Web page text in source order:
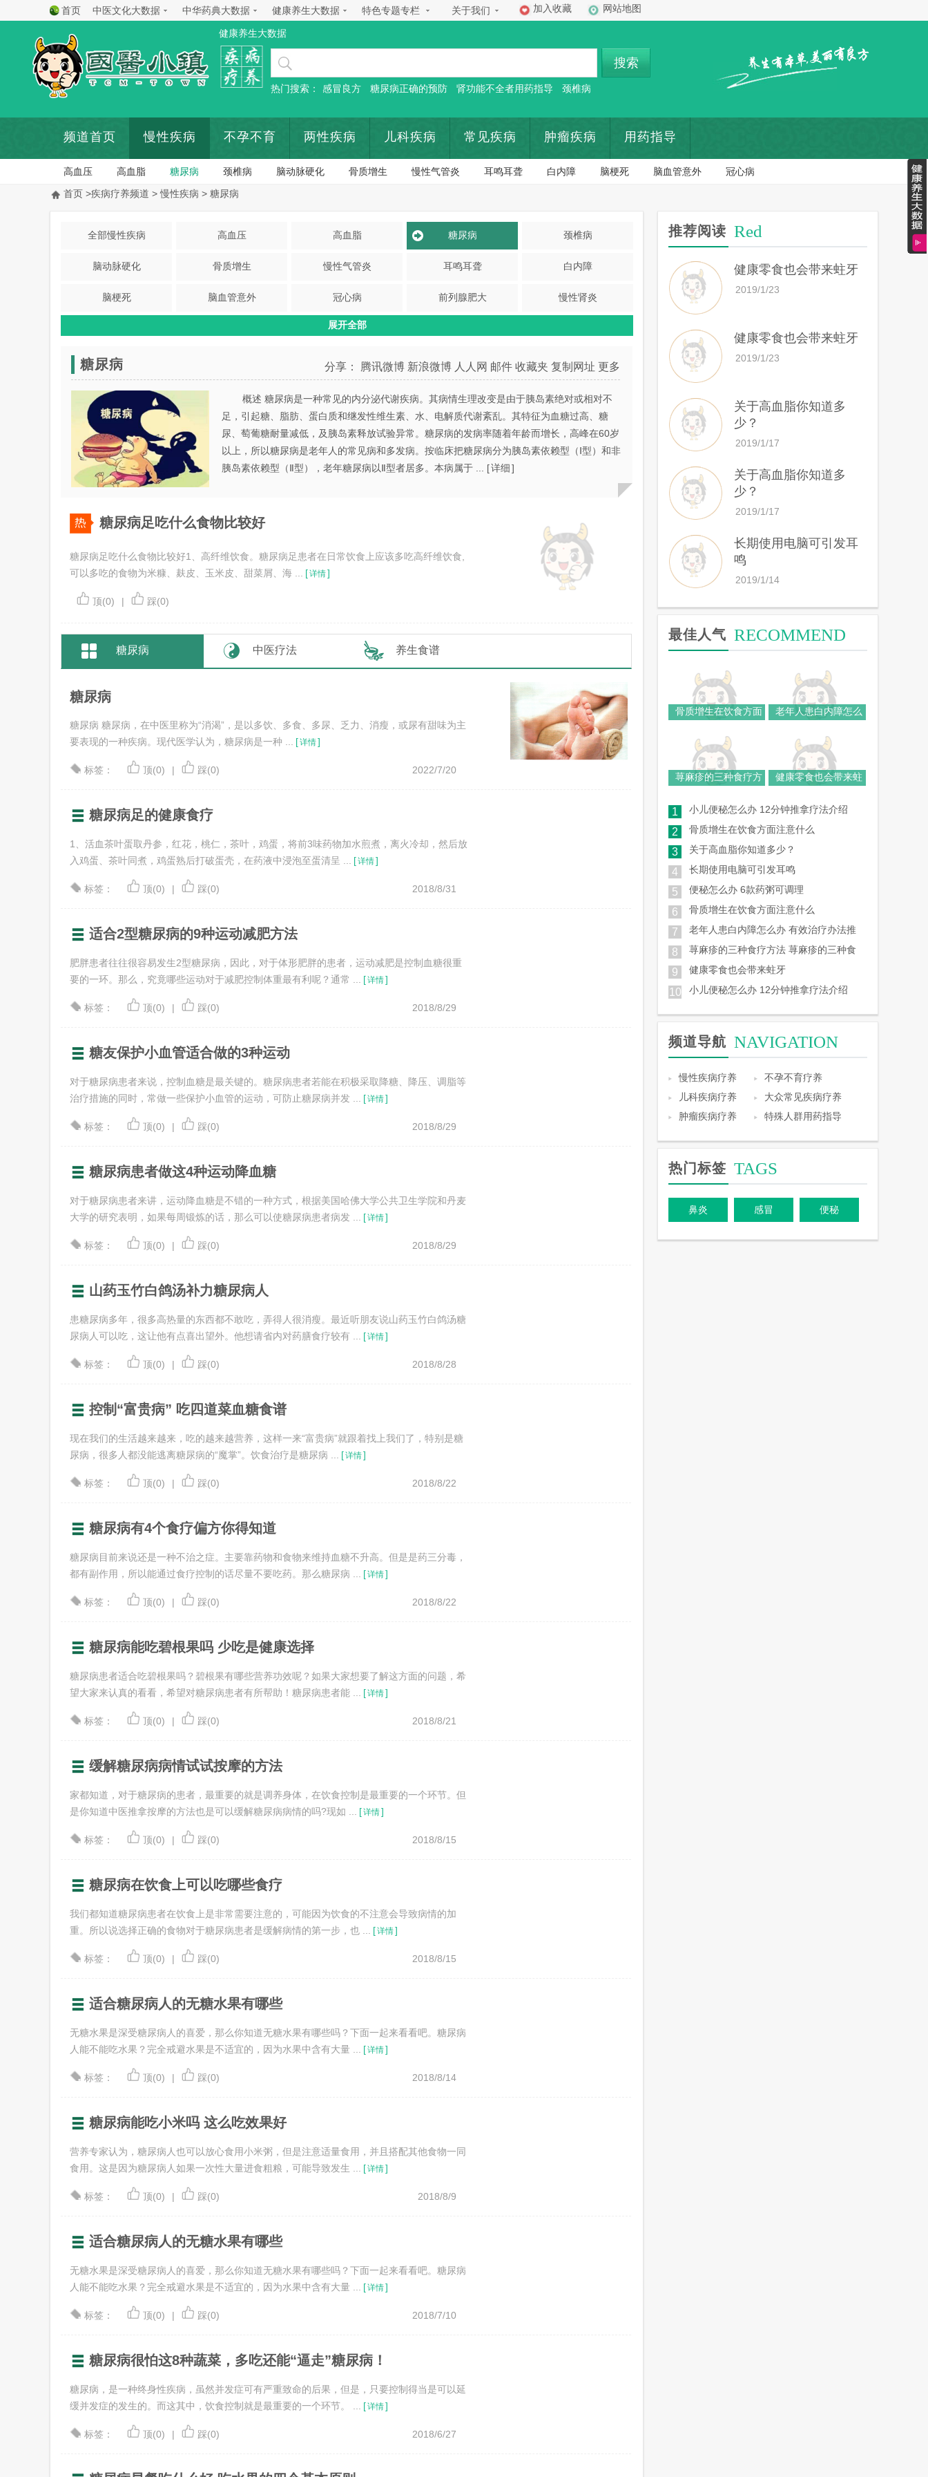
首页 中医文化大数据 中华药典大数据 健康养生大数据 特色专题专栏 关于我们 加入收藏 网站地图
健康养生大数据
搜索
热门搜索： 感冒良方 糖尿病正确的预防 肾功能不全者用药指导 颈椎病
频道首页 慢性疾病 不孕不育 两性疾病 儿科疾病 常见疾病 肿瘤疾病 用药指导
高血压 高血脂 糖尿病 颈椎病 脑动脉硬化 骨质增生 慢性气管炎 耳鸣耳聋 白内障 脑梗死 脑血管意外
冠心病
首页 >疾病疗养频道 >慢性疾病 > 糖尿病
全部慢性疾病 高血压 高血脂 糖尿病 颈椎病
脑动脉硬化 骨质增生 慢性气管炎 耳鸣耳聋 白内障
脑梗死 脑血管意外 冠心病 前列腺肥大 慢性肾炎
关节炎
肝硬化 肥胖病 老年性痴呆 肺原性心脏病
展开全部
糖尿病 分享： 腾讯微博 新浪微博 人人网 邮件 收藏夹 复制网址 更多
概述 糖尿病是一种常见的内分泌代谢疾病。其病情生理改变是由于胰岛素绝对或相对不
足，引起糖、脂肪、蛋白质和继发性维生素、水、电解质代谢紊乱。其特征为血糖过高、糖
尿、萄葡糖耐量减低，及胰岛素释放试验异常。糖尿病的发病率随着年龄而增长，高峰在60岁
以上，所以糖尿病是老年人的常见病和多发病。按临床把糖尿病分为胰岛素依赖型（Ⅰ型）和非
胰岛素依赖型（Ⅱ型），老年糖尿病以Ⅱ型者居多。本病属于 ... [详细]
糖尿病足吃什么食物比较好
糖尿病足吃什么食物比较好1、高纤维饮食。糖尿病足患者在日常饮食上应该多吃高纤维饮食,
可以多吃的食物为米糠、麸皮、玉米皮、甜菜屑、海 ...
[详情]
顶(0) | 踩(0)
糖尿病 中医疗法 养生食谱
糖尿病
糖尿病 糖尿病，在中医里称为“消渴”，是以多饮、多食、多尿、乏力、消瘦，或尿有甜味为主
要表现的一种疾病。现代医学认为，糖尿病是一种 ... [详情]
2022/7/20
标签： 顶(0) | 踩(0)
糖尿病足的健康食疗
1、活血茶叶蛋取丹参，红花，桃仁，茶叶，鸡蛋，将前3味药物加水煎煮，离火冷却，然后放
入鸡蛋、茶叶同煮，鸡蛋熟后打破蛋壳，在药液中浸泡至蛋清呈 ... [详情]
2018/8/31
标签： 顶(0) | 踩(0)
适合2型糖尿病的9种运动减肥方法
肥胖患者往往很容易发生2型糖尿病，因此，对于体形肥胖的患者，运动减肥是控制血糖很重
要的一环。那么，究竟哪些运动对于减肥控制体重最有利呢？通常 ... [详情]
2018/8/29
标签： 顶(0) | 踩(0)
糖友保护小血管适合做的3种运动
对于糖尿病患者来说，控制血糖是最关键的。糖尿病患者若能在积极采取降糖、降压、调脂等
治疗措施的同时，常做一些保护小血管的运动，可防止糖尿病并发 ... [详情]
2018/8/29
标签： 顶(0) | 踩(0)
糖尿病患者做这4种运动降血糖
对于糖尿病患者来讲，运动降血糖是不错的一种方式，根据美国哈佛大学公共卫生学院和丹麦
大学的研究表明，如果每周锻炼的话，那么可以使糖尿病患者病发 ... [详情]
2018/8/29
标签： 顶(0) | 踩(0)
山药玉竹白鸽汤补力糖尿病人
患糖尿病多年，很多高热量的东西都不敢吃，弄得人很消瘦。最近听朋友说山药玉竹白鸽汤糖
尿病人可以吃，这让他有点喜出望外。他想请省内对药膳食疗较有 ... [详情]
2018/8/28
标签： 顶(0) | 踩(0)
控制“富贵病” 吃四道菜血糖食谱
现在我们的生活越来越来，吃的越来越营养，这样一来“富贵病”就跟着找上我们了，特别是糖
尿病，很多人都没能逃离糖尿病的“魔掌”。饮食治疗是糖尿病 ... [详情]
2018/8/22
标签： 顶(0) | 踩(0)
糖尿病有4个食疗偏方你得知道
糖尿病目前来说还是一种不治之症。主要靠药物和食物来维持血糖不升高。但是是药三分毒，
都有副作用，所以能通过食疗控制的话尽量不要吃药。那么糖尿病 ... [详情]
2018/8/22
标签： 顶(0) | 踩(0)
糖尿病能吃碧根果吗 少吃是健康选择
糖尿病患者适合吃碧根果吗？碧根果有哪些营养功效呢？如果大家想要了解这方面的问题，希
望大家来认真的看看，希望对糖尿病患者有所帮助！糖尿病患者能 ... [详情]
2018/8/21
标签： 顶(0) | 踩(0)
缓解糖尿病病情试试按摩的方法
家都知道，对于糖尿病的患者，最重要的就是调养身体，在饮食控制是最重要的一个环节。但
是你知道中医推拿按摩的方法也是可以缓解糖尿病病情的吗?现如 ... [详情]
2018/8/15
标签： 顶(0) | 踩(0)
糖尿病在饮食上可以吃哪些食疗
我们都知道糖尿病患者在饮食上是非常需要注意的，可能因为饮食的不注意会导致病情的加
重。所以说选择正确的食物对于糖尿病患者是缓解病情的第一步，也 ... [详情]
2018/8/15
标签： 顶(0) | 踩(0)
适合糖尿病人的无糖水果有哪些
无糖水果是深受糖尿病人的喜爱，那么你知道无糖水果有哪些吗？下面一起来看看吧。糖尿病
人能不能吃水果？完全戒避水果是不适宜的，因为水果中含有大量 ... [详情]
2018/8/14
标签： 顶(0) | 踩(0)
糖尿病能吃小米吗 这么吃效果好
营养专家认为，糖尿病人也可以放心食用小米粥，但是注意适量食用，并且搭配其他食物一同
食用。这是因为糖尿病人如果一次性大量进食粗粮，可能导致发生 ... [详情]
2018/8/9
标签： 顶(0) | 踩(0)
适合糖尿病人的无糖水果有哪些
无糖水果是深受糖尿病人的喜爱，那么你知道无糖水果有哪些吗？下面一起来看看吧。糖尿病
人能不能吃水果？完全戒避水果是不适宜的，因为水果中含有大量 ... [详情]
2018/7/10
标签： 顶(0) | 踩(0)
糖尿病很怕这8种蔬菜，多吃还能“逼走”糖尿病！
糖尿病，是一种终身性疾病，虽然并发症可有严重致命的后果，但是，只要控制得当是可以延
缓并发症的发生的。而这其中，饮食控制就是最重要的一个环节。 ... [详情]
2018/6/27
标签： 顶(0) | 踩(0)
推荐阅读 Red
健康零食也会带来蛀牙
2019/1/23
健康零食也会带来蛀牙
2019/1/23
关于高血脂你知道多
少？
2019/1/17
关于高血脂你知道多
少？
2019/1/17
长期使用电脑可引发耳
鸣
2019/1/14
最佳人气 RECOMMEND
骨质增生在饮食方面 老年人患白内障怎么
荨麻疹的三种食疗方 健康零食也会带来蛀
1 小儿便秘怎么办 12分钟推拿疗法介绍
2 骨质增生在饮食方面注意什么
3 关于高血脂你知道多少？
4 长期使用电脑可引发耳鸣
5 便秘怎么办 6款药粥可调理
6 骨质增生在饮食方面注意什么
7 老年人患白内障怎么办 有效治疗办法推
8 荨麻疹的三种食疗方法 荨麻疹的三种食
9 健康零食也会带来蛀牙
10 小儿便秘怎么办 12分钟推拿疗法介绍
频道导航 NAVIGATION
慢性疾病疗养
不孕不育疗养
儿科疾病疗养
大众常见疾病疗养
肿瘤疾病疗养
特殊人群用药指导
热门标签 TAGS
鼻炎 感冒 便秘